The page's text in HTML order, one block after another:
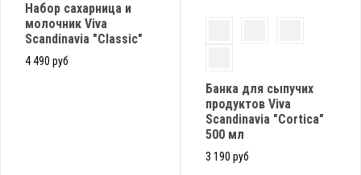
Набор сахарница и
молочник Viva
Scandinavia "Classic"
4 490 руб
Банка для сыпучих
продуктов Viva
Scandinavia "Cortica"
500 мл
3 190 руб